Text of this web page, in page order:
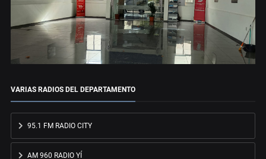
VARIAS RADIOS DEL DEPARTAMENTO
95.1 FM RADIO CITY
AM 960 RADIO YÍ